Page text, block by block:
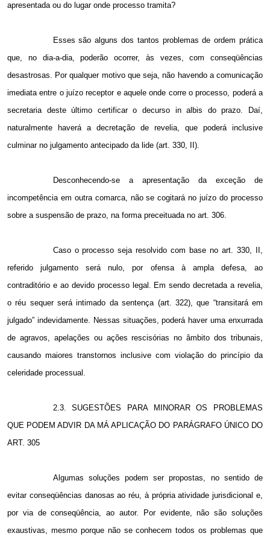
apresentada ou do lugar onde processo tramita?
Esses são alguns dos tantos problemas de ordem prática
que, no dia-a-dia, poderão ocorrer, às vezes, com conseqüências
desastrosas. Por qualquer motivo que seja, não havendo a comunicação
imediata entre o juízo receptor e aquele onde corre o processo, poderá a
secretaria deste último certificar o decurso in albis do prazo. Daí,
naturalmente haverá a decretação de revelia, que poderá inclusive
culminar no julgamento antecipado da lide (art. 330, II).
Desconhecendo-se a apresentação da exceção de
incompetência em outra comarca, não se cogitará no juízo do processo
sobre a suspensão de prazo, na forma preceituada no art. 306.
Caso o processo seja resolvido com base no art. 330, II,
referido julgamento será nulo, por ofensa à ampla defesa, ao
contraditório e ao devido processo legal. Em sendo decretada a revelia,
o réu sequer será intimado da sentença (art. 322), que “transitará em
julgado” indevidamente. Nessas situações, poderá haver uma enxurrada
de agravos, apelações ou ações rescisórias no âmbito dos tribunais,
causando maiores transtornos inclusive com violação do princípio da
celeridade processual.
2.3. SUGESTÕES PARA MINORAR OS PROBLEMAS
QUE PODEM ADVIR DA MÁ APLICAÇÃO DO PARÁGRAFO ÚNICO DO
ART. 305
Algumas soluções podem ser propostas, no sentido de
evitar conseqüências danosas ao réu, à própria atividade jurisdicional e,
por via de conseqüência, ao autor. Por evidente, não são soluções
exaustivas, mesmo porque não se conhecem todos os problemas que